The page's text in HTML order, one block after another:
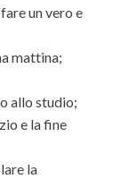
un vero e
mattina;
allo studio;
e la fine
la